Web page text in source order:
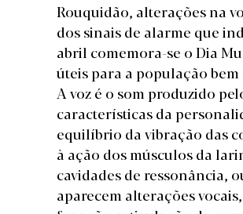
Rouquidão, alterações na
dos sinais de alarme que
abril comemora-se o Dia
úteis para a população
A voz é o som produzido
características da
equilíbrio da vibração das
à ação dos músculos da
cavidades de ressonância,
aparecem alterações